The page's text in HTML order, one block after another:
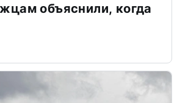
объяснили, когда